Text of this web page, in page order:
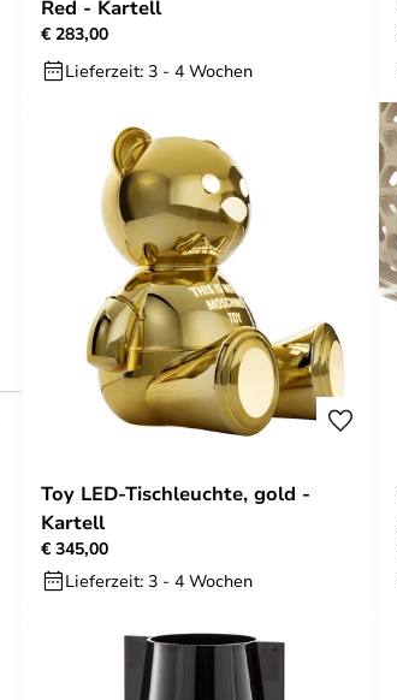
Red - Kartell
€ 283,00
Lieferzeit: 3 - 4 Wochen
Toy LED-Tischleuchte, gold -
Kartell
€ 345,00
Lieferzeit: 3 - 4 Wochen